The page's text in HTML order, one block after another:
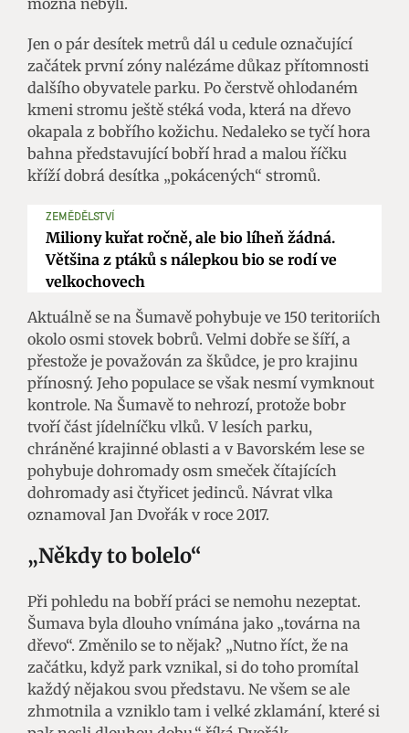
možná nebyli.
Jen o pár desítek metrů dál u cedule označující
začátek první zóny nalézáme důkaz přítomnosti
dalšího obyvatele parku. Po čerstvě ohlodaném
kmeni stromu ještě stéká voda, která na dřevo
okapala z bobřího kožichu. Nedaleko se tyčí hora
bahna představující bobří hrad a malou říčku
kříží dobrá desítka „pokácených“ stromů.
ZEMĚDĚLSTVÍ
Miliony kuřat ročně, ale bio líheň žádná.
Většina z ptáků s nálepkou bio se rodí ve
velkochovech
Aktuálně se na Šumavě pohybuje ve 150 teritoriích
okolo osmi stovek bobrů. Velmi dobře se šíří, a
přestože je považován za škůdce, je pro krajinu
přínosný. Jeho populace se však nesmí vymknout
kontrole. Na Šumavě to nehrozí, protože bobr
tvoří část jídelníčku vlků. V lesích parku,
chráněné krajinné oblasti a v Bavorském lese se
pohybuje dohromady osm smeček čítajících
dohromady asi čtyřicet jedinců. Návrat vlka
oznamoval Jan Dvořák v roce 2017.
„Někdy to bolelo“
Při pohledu na bobří práci se nemohu nezeptat.
Šumava byla dlouho vnímána jako „továrna na
dřevo“. Změnilo se to nějak? „Nutno říct, že na
začátku, když park vznikal, si do toho promítal
každý nějakou svou představu. Ne všem se ale
zhmotnila a vzniklo tam i velké zklamání, které si